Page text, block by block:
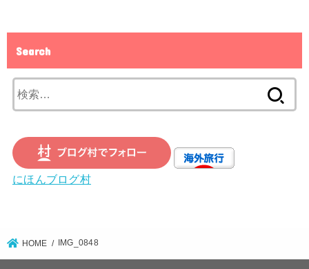
Search
索:
にほんブログ村
HOME IMG_0848